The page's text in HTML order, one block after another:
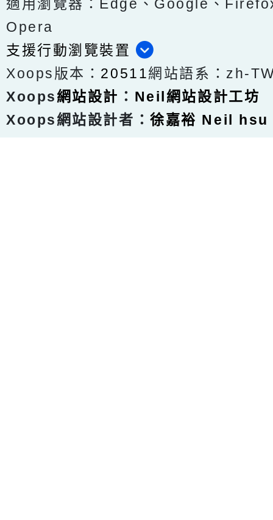
適用瀏覽器：Edge、Google、
Opera
支援行動瀏覽裝置
Xoops版本： 20511網站語系：zh-
Xoops網站設計 ： Neil網站設計工坊
Xoops網站設計者：徐嘉裕 Neil hsu